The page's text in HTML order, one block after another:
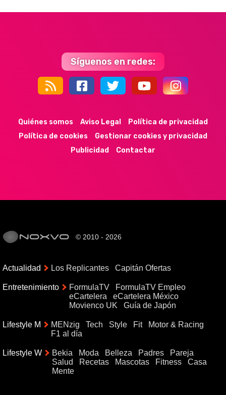
Síguenos en redes:
44k 9k 35k 352
Quiénes somos Aviso Legal
Política de privacidad
Política de cookies
Gestionar cookies y privacidad
Publicidad
Contactar
© 2010 - 2026
Actualidad Los Replicantes Capitán Ofertas
Entretenimiento FormulaTV
FormulaTV Empleo
eCartelera
eCartelera México
Movienco UK
Guía de Japón
Lifestyle M MENzig Tech Style Fit
Motor & Racing
F1 al día
Lifestyle W Bekia Moda Belleza Padres
Pareja
Salud
Recetas Mascotas Fitness
Casa
Mente